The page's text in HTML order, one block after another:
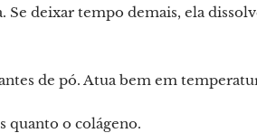
Se deixar tempo demais, ela
de pó. Atua bem em
quanto o colágeno.